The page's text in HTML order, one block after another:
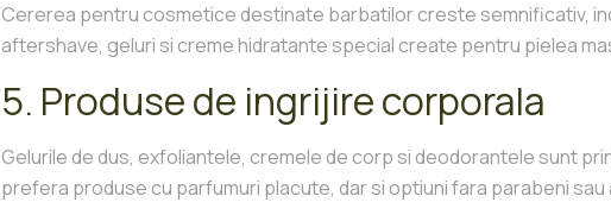
Cererea pentru cosmetice destinate barbatilor creste semnificativ,
aftershave, geluri si creme hidratante special create pentru pielea
5. Produse de ingrijire corporala
Gelurile de dus, exfoliantele, cremele de corp si deodorantele sunt
prefera produse cu parfumuri placute, dar si optiuni fara parabeni sau